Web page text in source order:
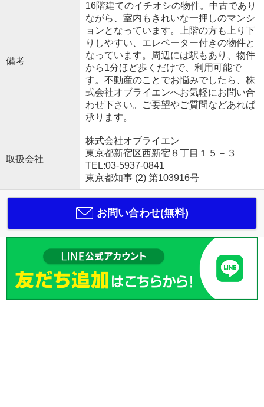
備考
16階建てのイチオシの物件。中古であり
ながら、室内もきれいな一押しのマンシ
ョンとなっています。上階の方も上り下
りしやすい、エレベーター付きの物件と
なっています。周辺には駅もあり、物件
から1分ほど歩くだけで、利用可能で
す。不動産のことでお悩みでしたら、株
式会社オブライエンへお気軽にお問い合
わせ下さい。ご要望やご質問などあれば
承ります。
取扱会社
株式会社オブライエン
東京都新宿区西新宿８丁目１５－３
TEL:03-5937-0841
東京都知事 (2) 第103916号
お問い合わせ(無料)